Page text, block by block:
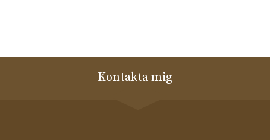
Kontakta mig